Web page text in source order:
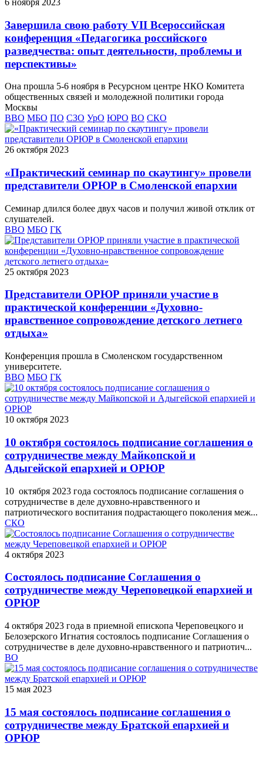
Завершила свою работу VII Всероссийская
конференция «Педагогика российского
разведчества: опыт деятельности, проблемы и
перспективы»
Она прошла 5-6 ноября в Ресурсном центре НКО Комитета
общественных связей и молодежной политики города
Москвы
ВВО МБО ПО СЗО УрО ЮРО ВО СКО
26 октября 2023
«Практический семинар по скаутингу» провели
представители ОРЮР в Смоленской епархии
Семинар длился более двух часов и получил живой отклик от
слушателей.
ВВО МБО ГК
25 октября 2023
Представители ОРЮР приняли участие в
практической конференции «Духовно-
нравственное сопровождение детского летнего
отдыха»
Конференция прошла в Смоленском государственном
университете.
ВВО МБО ГК
10 октября 2023
10 октября состоялось подписание соглашения о
сотрудничестве между Майкопской и
Адыгейской епархией и ОРЮР
10 октября 2023 года состоялось подписание соглашения о
сотрудничестве в деле духовно-нравственного и
патриотического воспитания подрастающего поколения меж...
СКО
4 октября 2023
Состоялось подписание Соглашения о
сотрудничестве между Череповецкой епархией и
ОРЮР
4 октября 2023 года в приемной епископа Череповецкого и
Белозерского Игнатия состоялось подписание Соглашения о
сотрудничестве в деле духовно-нравственного и патриотич...
ВО
15 мая 2023
15 мая состоялось подписание соглашения о
сотрудничестве между Братской епархией и
ОРЮР